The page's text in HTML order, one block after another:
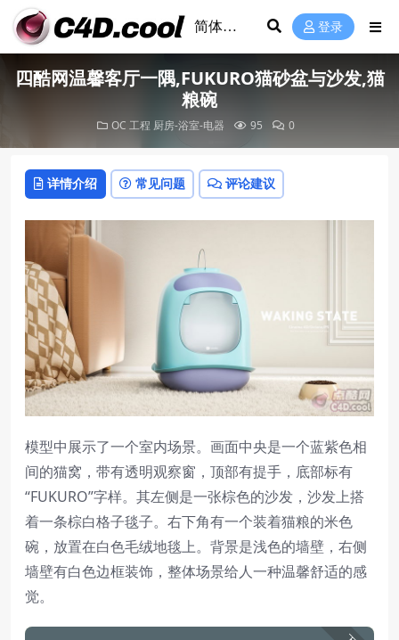
登录
四酷网温馨客厅一隅,FUKURO猫砂盆与沙发,猫
粮碗
OC 工程 厨房-浴室-电器 95 0
详情介绍 常见问题 评论建议
模型中展示了一个室内场景。画面中央是一个蓝紫色相
间的猫窝，带有透明观察窗，顶部有提手，底部标有
“FUKURO”字样。其左侧是一张棕色的沙发，沙发上搭
着一条棕白格子毯子。右下角有一个装着猫粮的米色
碗，放置在白色毛绒地毯上。背景是浅色的墙壁，右侧
墙壁有白色边框装饰，整体场景给人一种温馨舒适的感
觉。